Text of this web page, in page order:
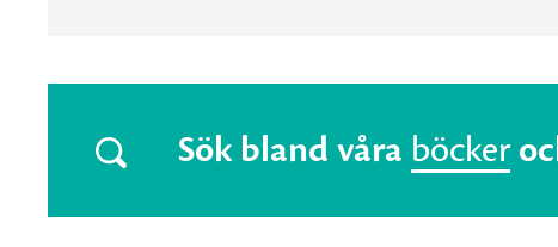
Sök bland våra böcker